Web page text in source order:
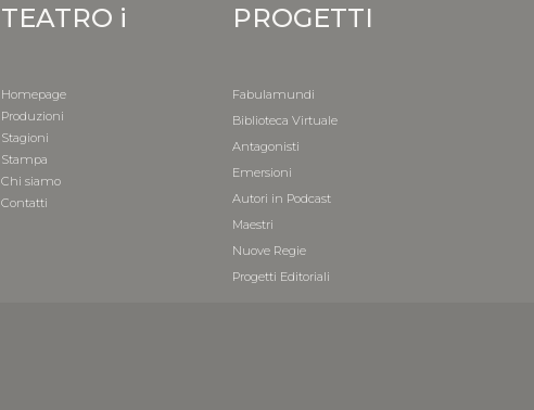
TEATRO i
Homepage
Produzioni
Stagioni
Stampa
Chi siamo
Contatti
PROGETTI
Fabulamundi
Biblioteca Virtuale
Antagonisti
Emersioni
Autori in Podcast
Maestri
Nuove Regie
Progetti Editoriali